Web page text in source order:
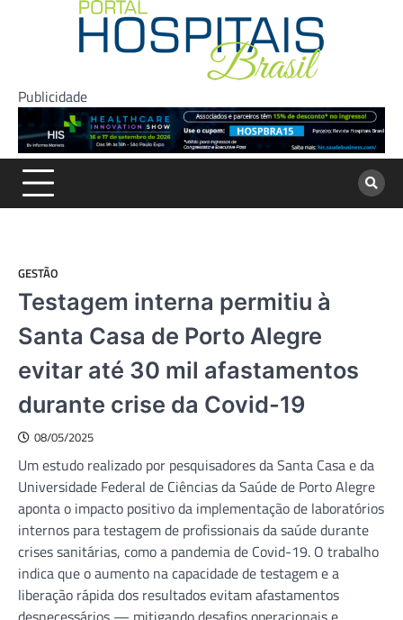
Publicidade
GESTÃO
Testagem interna permitiu à
Santa Casa de Porto Alegre
evitar até 30 mil afastamentos
durante crise da Covid-19
08/05/2025
Um estudo realizado por pesquisadores da Santa Casa e da
Universidade Federal de Ciências da Saúde de Porto Alegre
aponta o impacto positivo da implementação de laboratórios
internos para testagem de profissionais da saúde durante
crises sanitárias, como a pandemia de Covid-19. O trabalho
indica que o aumento na capacidade de testagem e a
liberação rápida dos resultados evitam afastamentos